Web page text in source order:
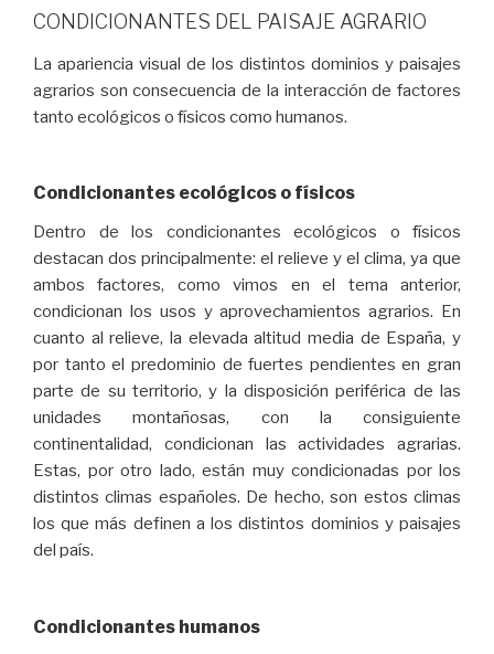
CONDICIONANTES DEL PAISAJE AGRARIO
La apariencia visual de los distintos dominios y paisajes
agrarios son consecuencia de la interacción de factores
tanto ecológicos o físicos como humanos.
Condicionantes ecológicos o físicos
Dentro de los condicionantes ecológicos o físicos
destacan dos principalmente: el relieve y el clima, ya que
ambos factores, como vimos en el tema anterior,
condicionan los usos y aprovechamientos agrarios. En
cuanto al relieve, la elevada altitud media de España, y
por tanto el predominio de fuertes pendientes en gran
parte de su territorio, y la disposición periférica de las
unidades montañosas, con la consiguiente
continentalidad, condicionan las actividades agrarias.
Estas, por otro lado, están muy condicionadas por los
distintos climas españoles. De hecho, son estos climas
los que más definen a los distintos dominios y paisajes
del país.
Condicionantes humanos